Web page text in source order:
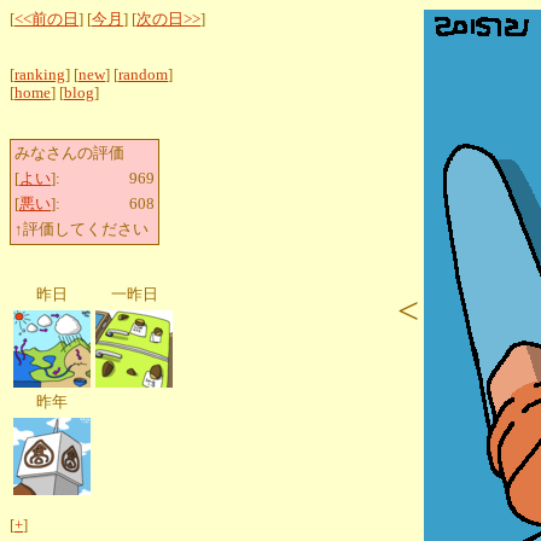
[<<前の日 ] [今月 ] [次の日>>]
[ranking] [new] [random]
[home] [blog]
みなさんの評価
[よい]:
969
[悪い]:
608
↑評価してください
昨日 一昨日
昨年
[+]
<